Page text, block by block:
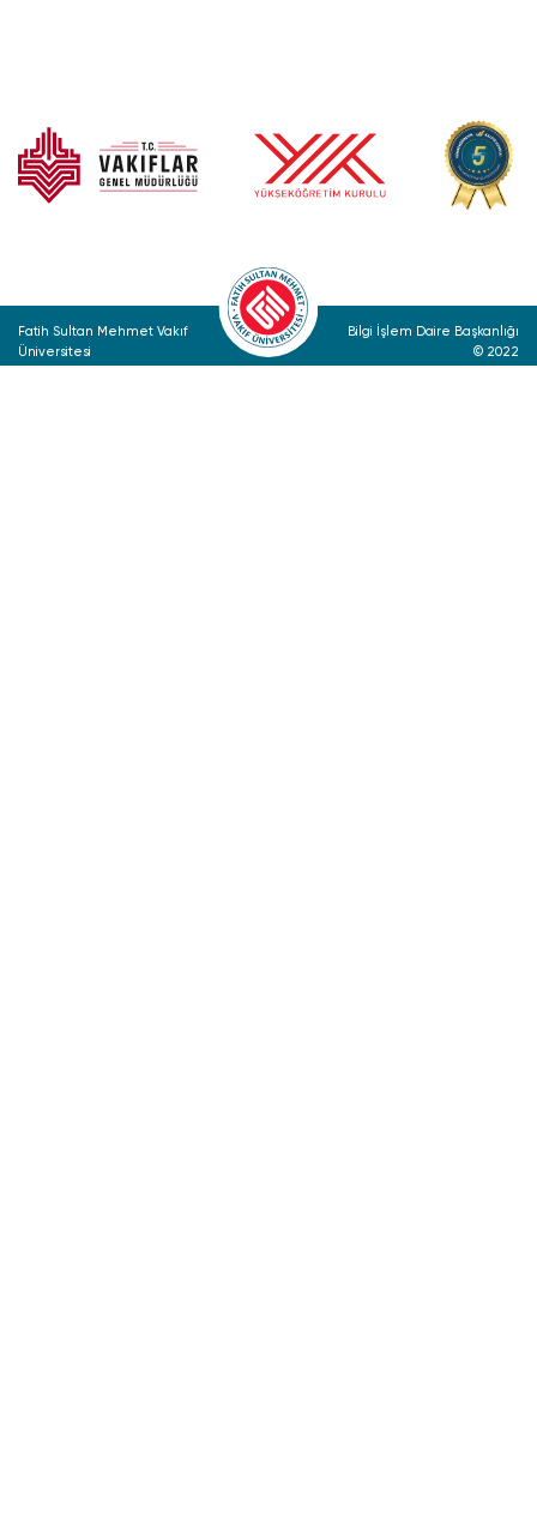
Fatih Sultan Mehmet Vakıf
Üniversitesi
Bilgi İşlem Daire Başkanlığı
© 2022